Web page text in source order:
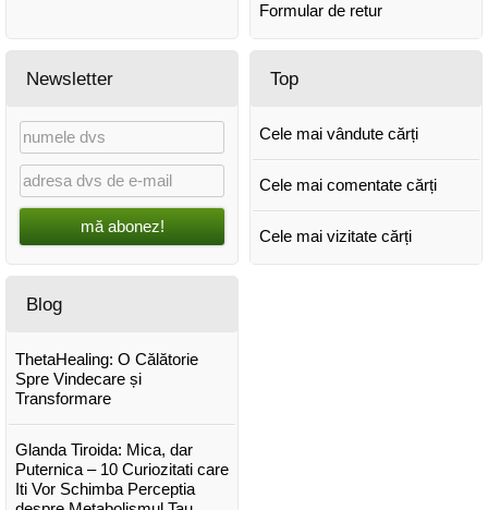
Formular de retur
Newsletter
mă abonez!
Top
Cele mai vândute cărți
Cele mai comentate cărți
Cele mai vizitate cărți
Blog
ThetaHealing: O Călătorie
Spre Vindecare și
Transformare
Glanda Tiroida: Mica, dar
Puternica – 10 Curiozitati care
Iti Vor Schimba Perceptia